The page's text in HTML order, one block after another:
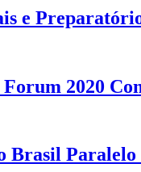
e
2020
Brasil Paralelo